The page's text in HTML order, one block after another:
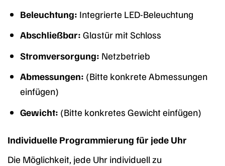
Beleuchtung: Integrierte LED-Beleuchtung
Abschließbar: Glastür mit Schloss
Stromversorgung: Netzbetrieb
Abmessungen: (Bitte konkrete Abmessungen
einfügen)
Gewicht: (Bitte konkretes Gewicht einfügen)
Individuelle Programmierung für jede Uhr
Die Möglichkeit, jede Uhr individuell zu